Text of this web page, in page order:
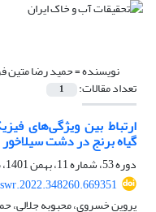
نویسنده =حمید رضا متین
تعداد مقالات: 1
ارتباط بین ویژگی‌های
گیاه برنج در دشت
دوره 53، شماره 11، بهمن 1401، صفحه
پروین خسروی، محبوبه جلالی،